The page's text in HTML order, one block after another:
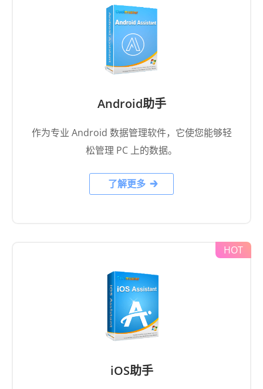
Android助手
作为专业 Android 数据管理软件，它使您能够轻
松管理 PC 上的数据。
了解更多
iOS助手